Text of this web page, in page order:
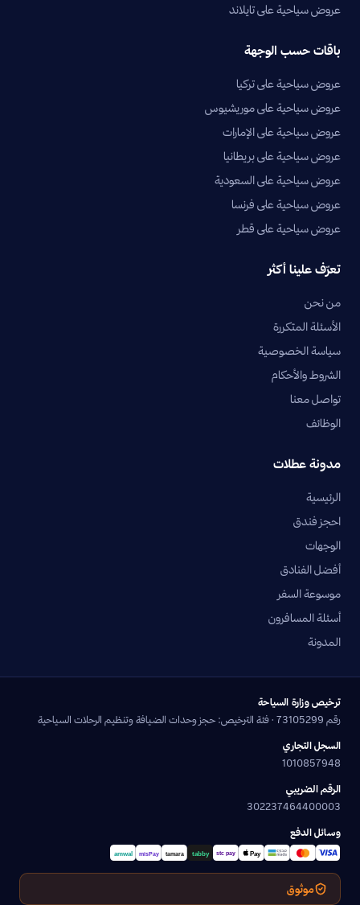
عروض سياحية على تايلاند
باقات حسب الوجهة
عروض سياحية على تركيا
عروض سياحية على موريشيوس
عروض سياحية على الإمارات
عروض سياحية على بريطانيا
عروض سياحية على السعودية
عروض سياحية على فرنسا
عروض سياحية على قطر
تعرّف علينا أكثر
من نحن
الأسئلة المتكررة
سياسة الخصوصية
الشروط والأحكام
تواصل معنا
الوظائف
مدونة عطلات
الرئيسية
احجز فندق
الوجهات
أفضل الفنادق
موسوعة السفر
أسئلة المسافرون
المدونة
ترخيص وزارة السياحة
رقم 73105299 · فئة الترخيص: حجز وحدات الضيافة وتنظيم الرحلات السياحية
السجل التجاري
1010857948
الرقم الضريبي
302237464400003
وسائل الدفع
موثوق